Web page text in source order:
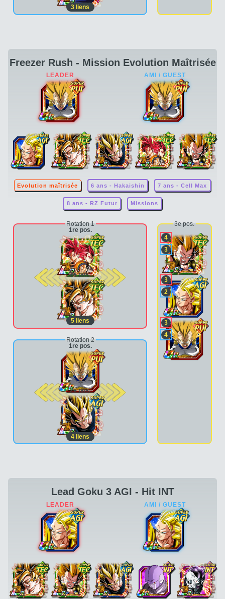
3 liens
Freezer Rush - Mission Evolution Maîtrisée
Evolution maîtrisée 6 ans - Hakaishin 7 ans - Cell Max
8 ans - RZ Futur Missions
Rotation 1
1re pos.
2e pos.
5 liens
Rotation 2
1re pos.
2e pos.
4 liens
3e pos.
4
3
3
2
3
4
Lead Goku 3 AGI - Hit INT